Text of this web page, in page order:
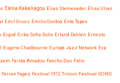
Elena Kakaliagou Elias Stemeseder Elisa Ulian
Emil Gross Emilio Gordoa Ente Tapes
Ergod Erika Sofia Sollo Erland Dahlen Ernesto
Eugene Chadbourne Europe Jazz Network Eva
Farida Amadou Feecho Duo Felix
Ferran Fages Festival 1912 Trnovo Festival GONG